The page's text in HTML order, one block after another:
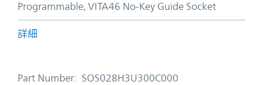
Programmable, VITA46 No-Key Guide Socket
詳細
Part Number: SOS028H3U300C000